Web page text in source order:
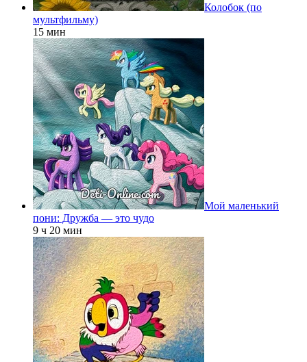
Колобок (по
мультфильму)
15 мин
Мой маленький
пони: Дружба — это чудо
9 ч 20 мин